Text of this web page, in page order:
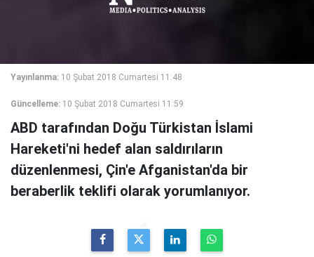
Yayınlanma: 10 Şubat 2018 Cumartesi 11:48
Güncelleme: 10 Şubat 2018 Cumartesi 11:59
ABD tarafından Doğu Türkistan İslami
Hareketi'ni hedef alan saldırıların
düzenlenmesi, Çin'e Afganistan'da bir
beraberlik teklifi olarak yorumlanıyor.